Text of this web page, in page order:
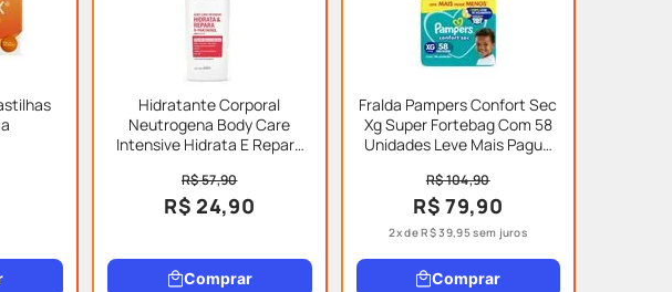
Hidratante Corporal
Neutrogena Body Care
Intensive Hidrata E Repara
R$ 57,90
R$ 24,90
Comprar
Fralda Pampers Confort Sec
Xg Super Fortebag Com 58
Unidades Leve Mais Pague
R$ 104,90
R$ 79,90
2x deR$39,95sem juros
Comprar